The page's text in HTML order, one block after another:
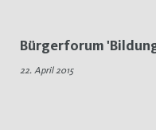
Bürgerforum
22. April 2015